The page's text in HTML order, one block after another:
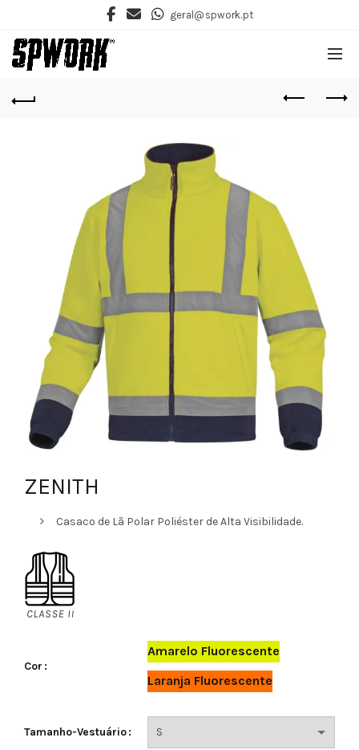
geral@spwork.pt
ZENITH
Casaco de Lã Polar Poliéster de Alta Visibilidade.
Cor
Amarelo Fluorescente
Laranja Fluorescente
Tamanho-Vestuário